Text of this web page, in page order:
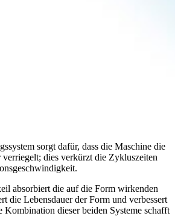
sorgt dafür, dass die Maschine die
dies verkürzt die Zykluszeiten
absorbiert die auf die Form wirkenden
die Lebensdauer der Form und verbessert
Kombination dieser beiden Systeme schafft